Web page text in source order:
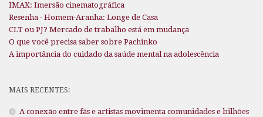
IMAX: Imersão cinematográfica
Resenha - Homem-Aranha: Longe de Casa
CLT ou PJ? Mercado de trabalho está em mudança
O que você precisa saber sobre Pachinko
A importância do cuidado da saúde mental na adolescência
MAIS RECENTES:
A conexão entre fãs e artistas movimenta comunidades e bilhões